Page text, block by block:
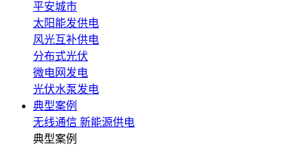
平安城市
太阳能发供电
风光互补供电
分布式光伏
微电网发电
光伏水泵发电
典型案例
无线通信 新能源供电
典型案例